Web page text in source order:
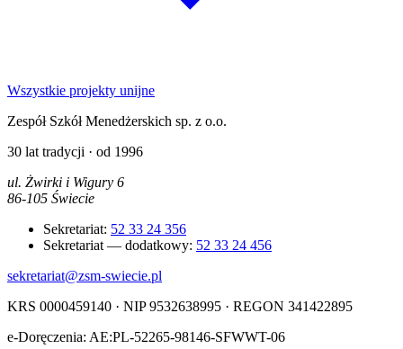
Wszystkie projekty unijne
Zespół Szkół Menedżerskich sp. z o.o.
30 lat tradycji · od 1996
ul. Żwirki i Wigury 6
86-105 Świecie
Sekretariat: 52 33 24 356
Sekretariat — dodatkowy: 52 33 24 456
sekretariat@zsm-swiecie.pl
KRS 0000459140 · NIP 9532638995 · REGON 341422895
e-Doręczenia: AE:PL-52265-98146-SFWWT-06